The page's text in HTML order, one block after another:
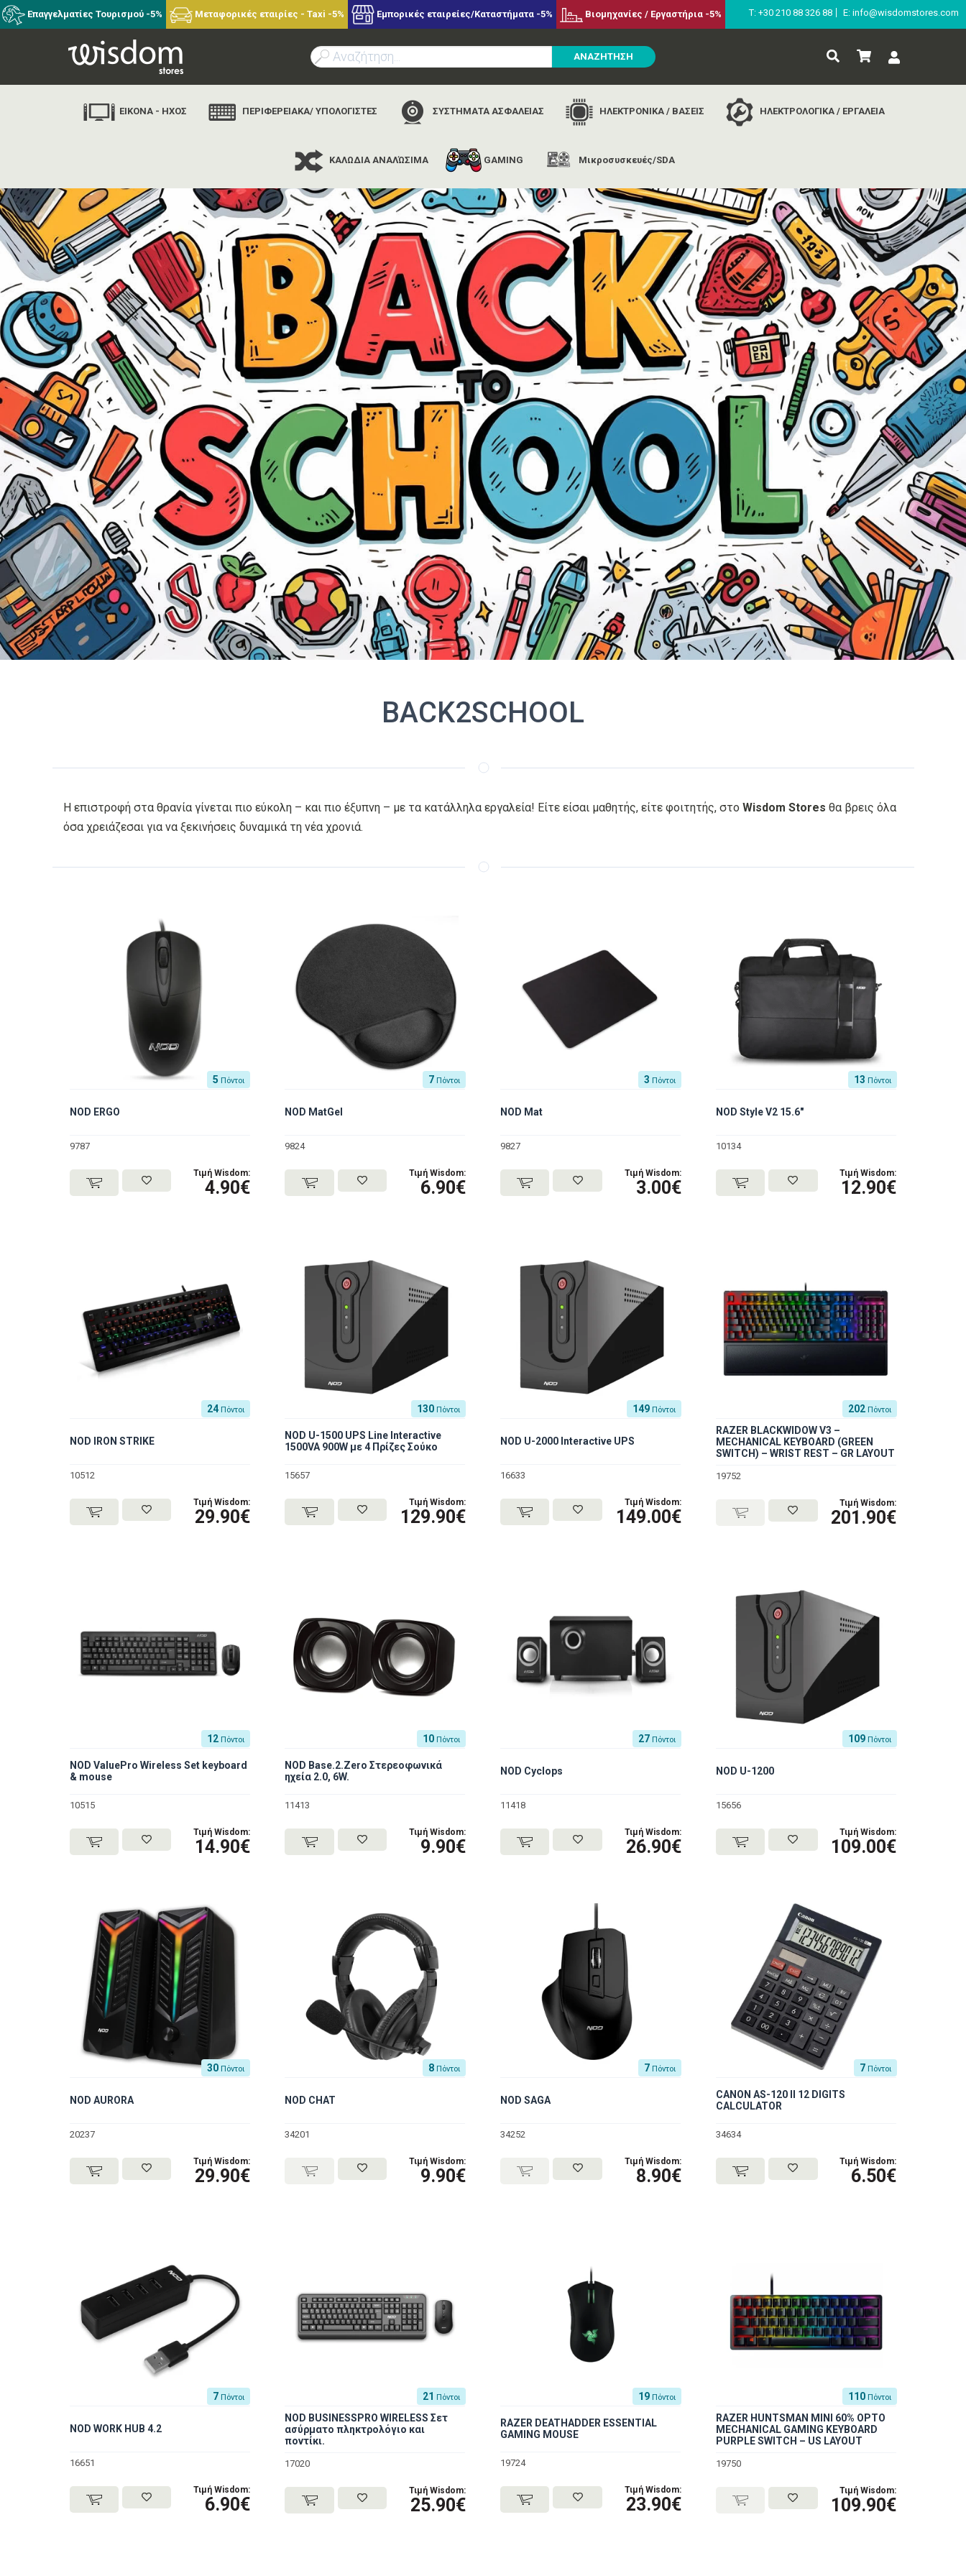
Επαγγελματίες Τουρισμού -5% Μεταφορικές εταιρίες - Taxi -5% Εμπορικές εταιρείες/Καταστήματα -5% Βιομηχανίες / Εργαστήρια -5% Τ: +30 210 88 326 88 E: info@wisdomstores.com
ΑΝΑΖΗΤΗΣΗ
ΕΙΚΟΝΑ - ΗΧΟΣ ΠΕΡΙΦΕΡΕΙΑΚΑ/ ΥΠΟΛΟΓΙΣΤΕΣ ΣΥΣΤΗΜΑΤΑ ΑΣΦΑΛΕΙΑΣ ΗΛΕΚΤΡΟΝΙΚΑ / ΒΑΣΕΙΣ ΗΛΕΚΤΡΟΛΟΓΙΚΑ / ΕΡΓΑΛΕΙΑ
ΚΑΛΩΔΙΑ ΑΝΑΛΏΣΙΜΑ GAMING Μικροσυσκευές/SDA
BACK2SCHOOL
Η επιστροφή στα θρανία γίνεται πιο εύκολη – και πιο έξυπνη – με τα κατάλληλα εργαλεία! Είτε είσαι μαθητής, είτε φοιτητής, στο Wisdom Stores θα βρεις όλα
όσα χρειάζεσαι για να ξεκινήσεις δυναμικά τη νέα χρονιά.
5 Πόντοι
NOD ERGO
9787
Τιμή Wisdom:
4.90€
7 Πόντοι
NOD MatGel
9824
Τιμή Wisdom:
6.90€
3 Πόντοι
NOD Mat
9827
Τιμή Wisdom:
3.00€
13 Πόντοι
NOD Style V2 15.6"
10134
Τιμή Wisdom:
12.90€
24 Πόντοι
NOD IRON STRIKE
10512
Τιμή Wisdom:
29.90€
130 Πόντοι
NOD U-1500 UPS Line Interactive
1500VA 900W με 4 Πρίζες Σούκο
15657
Τιμή Wisdom:
129.90€
149 Πόντοι
NOD U-2000 Interactive UPS
16633
Τιμή Wisdom:
149.00€
202 Πόντοι
RAZER BLACKWIDOW V3 –
MECHANICAL KEYBOARD (GREEN
SWITCH) – WRIST REST – GR LAYOUT
19752
Τιμή Wisdom:
201.90€
12 Πόντοι
NOD ValuePro Wireless Set keyboard
& mouse
10515
Τιμή Wisdom:
14.90€
10 Πόντοι
NOD Base.2.Zero Στερεοφωνικά
ηχεία 2.0, 6W.
11413
Τιμή Wisdom:
9.90€
27 Πόντοι
NOD Cyclops
11418
Τιμή Wisdom:
26.90€
109 Πόντοι
NOD U-1200
15656
Τιμή Wisdom:
109.00€
30 Πόντοι
NOD AURORA
20237
Τιμή Wisdom:
29.90€
8 Πόντοι
NOD CHAT
34201
Τιμή Wisdom:
9.90€
7 Πόντοι
NOD SAGA
34252
Τιμή Wisdom:
8.90€
7 Πόντοι
CANON AS-120 II 12 DIGITS
CALCULATOR
34634
Τιμή Wisdom:
6.50€
7 Πόντοι
NOD WORK HUB 4.2
16651
Τιμή Wisdom:
6.90€
21 Πόντοι
NOD BUSINESSPRO WIRELESS Σετ
ασύρματο πληκτρολόγιο και
ποντίκι.
17020
Τιμή Wisdom:
25.90€
19 Πόντοι
RAZER DEATHADDER ESSENTIAL
GAMING MOUSE
19724
Τιμή Wisdom:
23.90€
110 Πόντοι
RAZER HUNTSMAN MINI 60% OPTO
MECHANICAL GAMING KEYBOARD
PURPLE SWITCH – US LAYOUT
19750
Τιμή Wisdom:
109.90€